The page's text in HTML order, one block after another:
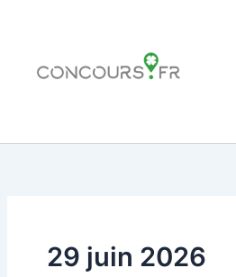
29 juin 2026